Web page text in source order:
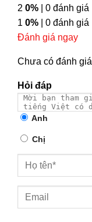
2 0% | 0 đánh giá
1 0% | 0 đánh giá
Đánh giá ngay
Chưa có đánh
Hỏi đáp
Anh
Chị